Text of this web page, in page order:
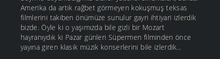
Amerika da artık rağbet görmeyen kokuşmuş teksas
filmlerini takiben önümüze sunulur gayri ihtiyari izlerdik
bizde. Öyle ki o yaşımızda bile gizli bir Mozart
hayranıydık ki Pazar günleri Süpermen filminden önce
yayına giren klasik müzik konserlerini bile izlerdik...